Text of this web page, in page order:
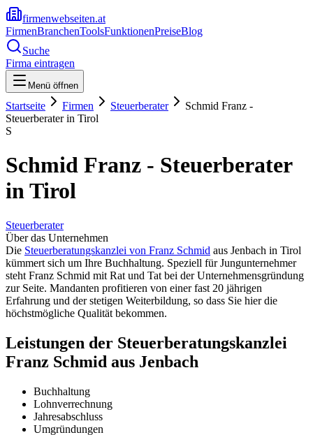
firmenwebseiten.at
FirmenBranchenToolsFunktionenPreiseBlog
Suche
Firma eintragen
Menü öffnen
Startseite Firmen Steuerberater
Schmid Franz -
Steuerberater in Tirol
S
Schmid Franz - Steuerberater
in Tirol
Steuerberater
Über das Unternehmen
Die Steuerberatungskanzlei von Franz Schmid aus Jenbach in Tirol
kümmert sich um Ihre Buchhaltung. Speziell für Jungunternehmer
steht Franz Schmid mit Rat und Tat bei der Unternehmensgründung
zur Seite. Mandanten profitieren von einer fast 20 jährigen
Erfahrung und der stetigen Weiterbildung, so dass Sie hier die
höchstmögliche Qualität bekommen.
Leistungen der Steuerberatungskanzlei
Franz Schmid aus Jenbach
Buchhaltung
Lohnverrechnung
Jahresabschluss
Umgründungen